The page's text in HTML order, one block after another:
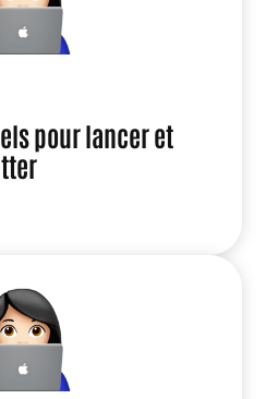
pour lancer et